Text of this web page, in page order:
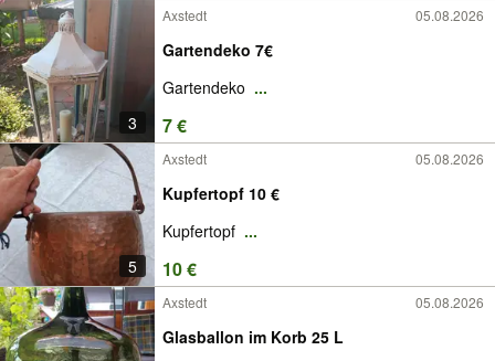
3
Axstedt 05.08.2026
Gartendeko 7€
Gartendeko ...
7 €
5
Axstedt 05.08.2026
Kupfertopf 10 €
Kupfertopf ...
10 €
Axstedt 05.08.2026
Glasballon im Korb 25 L